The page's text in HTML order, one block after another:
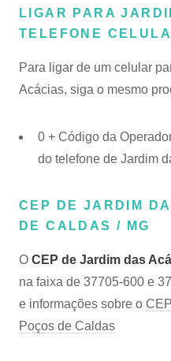
LIGAR PARA
TELEFONE
Para ligar de um celular
Acácias, siga o mesmo
0 + Código da
do telefone de Jardim
CEP DE JARDIM
DE CALDAS / MG
O CEP de Jardim das
na faixa de 37705-600 e
e informações sobre o
Poços de Caldas